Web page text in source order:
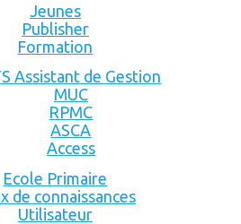
Jeunes
Publisher
Formation
Assistant de Gestion
MUC
RPMC
ASCA
Access
Ecole Primaire
de connaissances
Utilisateur